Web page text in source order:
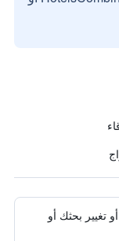
تغيير بحثك أو